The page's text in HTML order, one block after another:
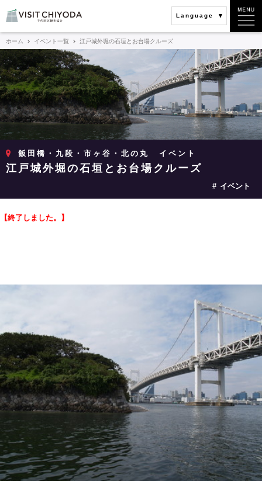
Language
ホーム イベント一覧 江戸城外堀の石垣とお台場クルーズ
飯田橋・九段・市ヶ谷・北の丸 イベント
江戸城外堀の石垣とお台場クルーズ
イベント
【終了しました。】